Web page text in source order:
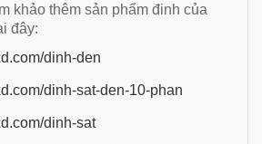
khảo thêm sản phẩm đinh của
đây:
dinh-den
dinh-sat-den-10-phan
dinh-sat